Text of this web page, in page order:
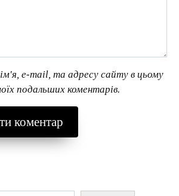
e-mail, та адресу сайту в цьому
подальших коментарів.